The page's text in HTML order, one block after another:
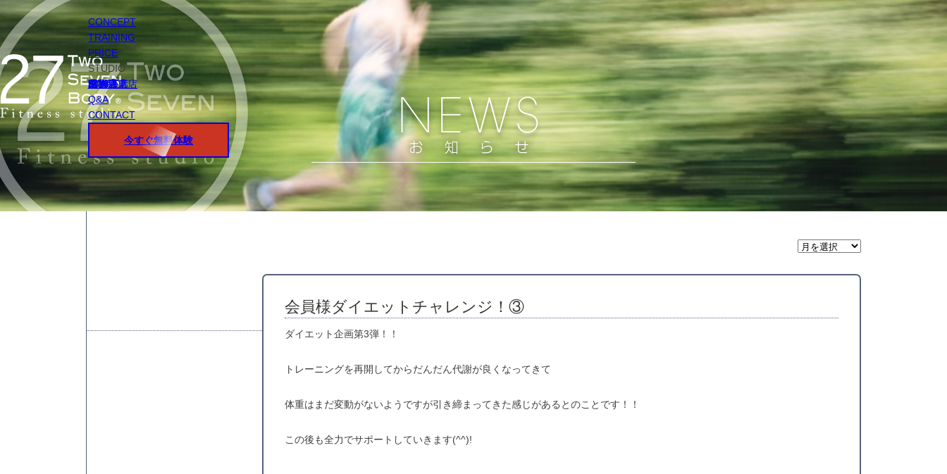
CONCEPT
TRAINING
PRICE
STUDIO
円山店
白石店
桑園店
北18条店
宮の沢店
環状通東店
STAFF
Q&A
CONTACT
今すぐ無料体験
月
間
ー
会員様ダイエットチャレンジ！③
ダイエット企画第3弾！！
トレーニングを再開してからだんだん代謝が良くなってきて
体重はまだ変動がないようですが引き締まってきた感じがあるとのことです！！
この後も全力でサポートしていきます(^^)!